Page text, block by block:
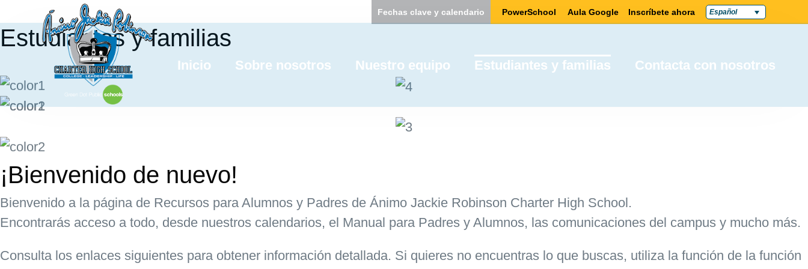
Fechas clave y calendario PowerSchool Aula Google Inscríbete ahora Español
Inicio Sobre nosotros Nuestro equipo Estudiantes y familias Contacta con nosotros
Estudiantes y familias
¡Bienvenido de nuevo!
Bienvenido a la página de Recursos para Alumnos y Padres de Ánimo Jackie Robinson Charter High School.
Encontrarás acceso a todo, desde nuestros calendarios, el Manual para Padres y Alumnos, las comunicaciones del campus y mucho más.
Consulta los enlaces siguientes para obtener información detallada. Si quieres no encuentras lo que buscas, utiliza la función de la función